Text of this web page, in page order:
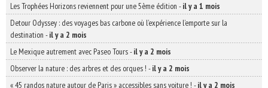
Les Trophées Horizons reviennent pour une 5ème édition -il y a 1 mois
Detour Odyssey : des voyages bas carbone où l’expérience l’emporte sur la
destination -il y a 2 mois
Le Mexique autrement avec Paseo Tours-il y a 2 mois
Observer la nature : des arbres et des orques ! -il y a 2 mois
« 45 randos nature autour de Paris » accessibles sans voiture ! -il y a 2 mois